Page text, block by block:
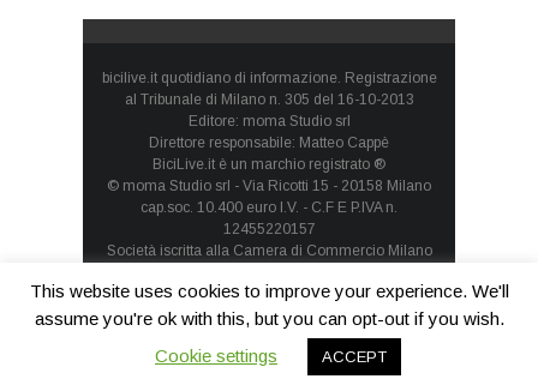
bicilive.it quotidiano di informazione. Registrazione
al Tribunale di Milano n. 305 del 16-10-2013
Editore: moma Studio srl
Direttore responsabile: Matteo Cappè
BiciLive.it è un marchio registrato ®
© moma Studio srl - Via Ricotti 15 - 20158 Milano
cap.soc. 10.400 euro I.V. - C.F E P.IVA n.
12455220157
Società iscritta alla Camera di Commercio Milano
socio unico
Privacy Policy-Cookie Policy
Contatti
This website uses cookies to improve your experience. We'll
assume you're ok with this, but you can opt-out if you wish.
Cookie settings
ACCEPT